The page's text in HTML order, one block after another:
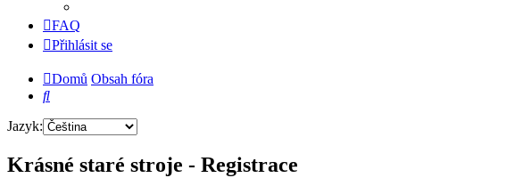
FAQ
Přihlásit se
Domů Obsah fóra
Hledat
Jazyk:
Krásné staré stroje - Registrace